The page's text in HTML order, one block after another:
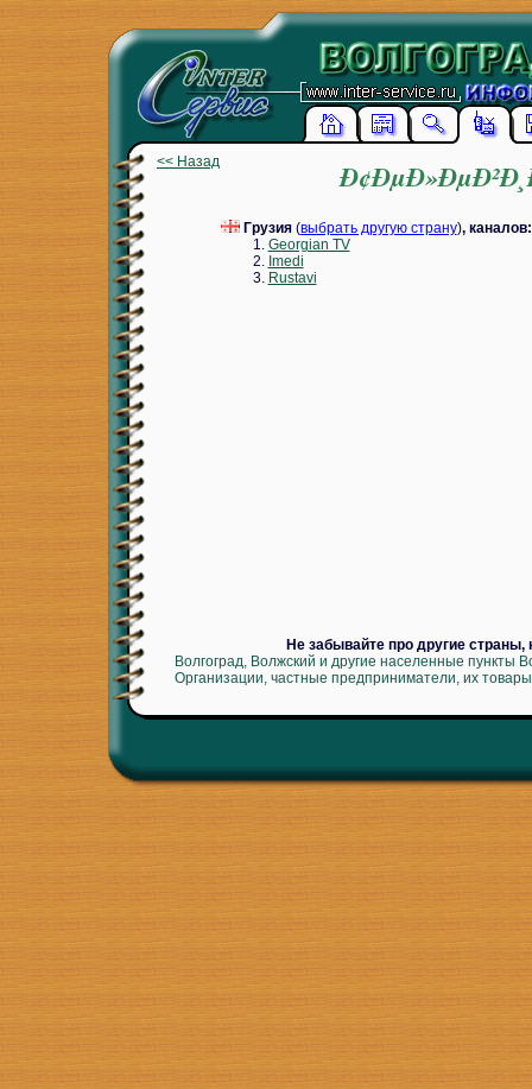
<< Назад
Грузия(выбрать другую страну),
Georgian TV
Imedi
Rustavi
Не забывайте про другие
Волгоград, Волжский и другие населенные пункты
Организации, частные предприниматели, их